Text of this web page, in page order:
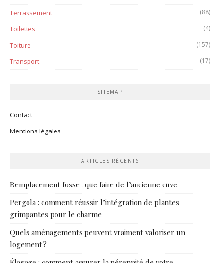
Terrassement (88)
Toilettes (4)
Toiture (157)
Transport (17)
SITEMAP
Contact
Mentions légales
ARTICLES RÉCENTS
Remplacement fosse : que faire de l’ancienne cuve
Pergola : comment réussir l’intégration de plantes
grimpantes pour le charme
Quels aménagements peuvent vraiment valoriser un
logement ?